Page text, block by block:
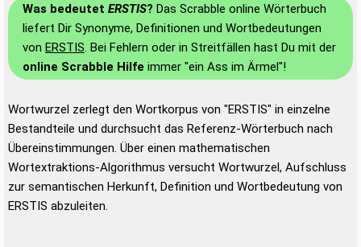
Was bedeutet ERSTIS? Das Scrabble online Wörterbuch
liefert Dir Synonyme, Definitionen und Wortbedeutungen
von ERSTIS. Bei Fehlern oder in Streitfällen hast Du mit der
online Scrabble Hilfe immer "ein Ass im Ärmel"!
Wortwurzel zerlegt den Wortkorpus von "ERSTIS" in einzelne
Bestandteile und durchsucht das Referenz-Wörterbuch nach
Übereinstimmungen. Über einen mathematischen
Wortextraktions-Algorithmus versucht Wortwurzel, Aufschluss
zur semantischen Herkunft, Definition und Wortbedeutung von
ERSTIS abzuleiten.